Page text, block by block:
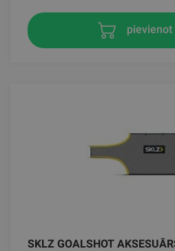
pievienot
SKLZ GOALSHOT